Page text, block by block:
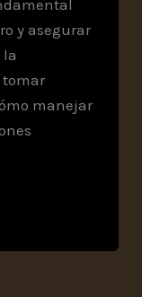
y asegurar
la
tomar
manejar